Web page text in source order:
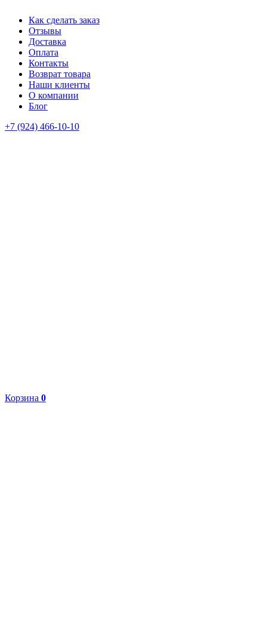
Как сделать заказ
Отзывы
Доставка
Оплата
Контакты
Возврат товара
Наши клиенты
О компании
Блог
+7 (924) 466-10-10
Корзина 0